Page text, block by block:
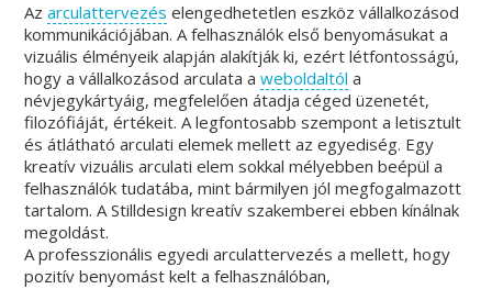
Azarculattervezés elengedhetetlen eszköz vállalkozásod
kommunikációjában. A felhasználók első benyomásukat a
vizuális élményeik alapján alakítják ki, ezért létfontosságú,
hogy a vállalkozásod arculata aweboldaltól a
névjegykártyáig, megfelelően átadja céged üzenetét,
filozófiáját, értékeit. A legfontosabb szempont a letisztult
és átlátható arculati elemek mellett az egyediség. Egy
kreatív vizuális arculati elem sokkal mélyebben beépül a
felhasználók tudatába, mint bármilyen jól megfogalmazott
tartalom. A Stilldesign kreatív szakemberei ebben kínálnak
megoldást.
A professzionális egyedi arculattervezés a mellett, hogy
pozitív benyomást kelt a felhasználóban,